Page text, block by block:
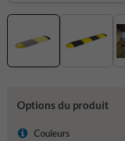
Options du produit
Couleurs